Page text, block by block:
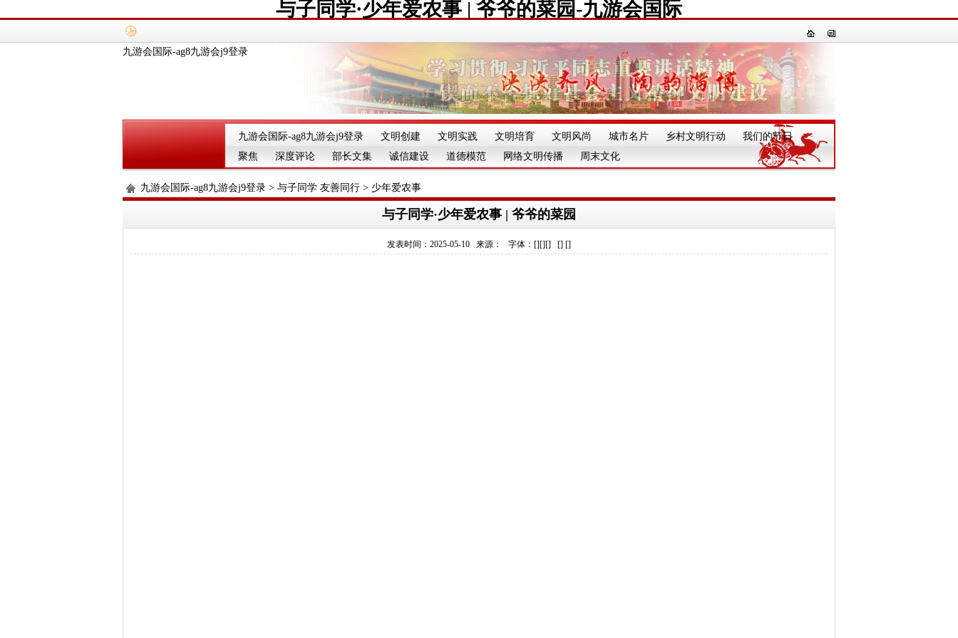
与子同学·少年爱农事 | 爷爷的菜园-九游会国际
九游会国际-ag8九游会j9登录
九游会国际-ag8九游会j9登录 文明创建 文明实践 文明培育 文明风尚 城市名片 乡村文明行动 我们的节日 一
聚焦
深度评论 部长文集 诚信建设 道德模范 网络文明传播 周末文化
九游会国际-ag8九游会j9登录 > 与子同学 友善同行 > 少年爱农事
与子同学·少年爱农事 | 爷爷的菜园
发表时间：2025-05-10 来源： 字体：[][][] [] []